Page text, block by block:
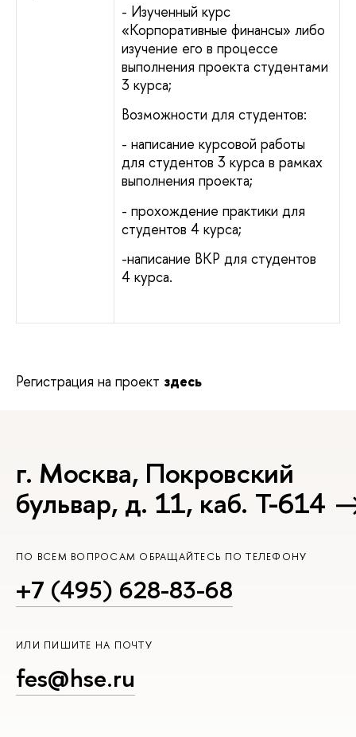
- Изученный курс
«Корпоративные финансы» либо
изучение его в процессе
выполнения проекта студентами
3 курса;
Возможности для студентов:
- написание курсовой работы
для студентов 3 курса в рамках
выполнения проекта;
- прохождение практики для
студентов 4 курса;
-написание ВКР для студентов
4 курса.
Регистрация на проект здесь
г. Москва, Покровский
бульвар, д. 11, каб. Т-614
ПО ВСЕМ ВОПРОСАМ ОБРАЩАЙТЕСЬ ПО ТЕЛЕФОНУ
+7 (495) 628-83-68
ИЛИ ПИШИТЕ НА ПОЧТУ
fes@hse.ru